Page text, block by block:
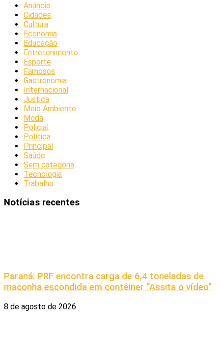
Anúncio
Cidades
Cultura
Economia
Educação
Entretenimento
Esporte
Famosos
Gastronomia
Internacional
Justiça
Meio Ambiente
Moda
Policial
Política
Principal
Saúde
Sem categoria
Tecnologia
Trabalho
Notícias recentes
Paraná: PRF encontra carga de 6,4 toneladas de
maconha escondida em contêiner “Assita o vídeo”
8 de agosto de 2026